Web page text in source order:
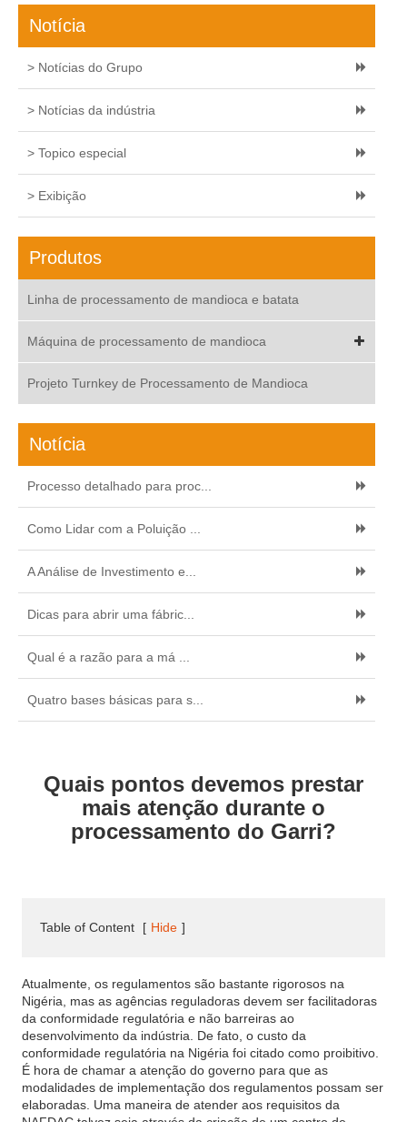
Notícia
> Notícias do Grupo
> Notícias da indústria
> Topico especial
> Exibição
Produtos
Linha de processamento de mandioca e batata
Máquina de processamento de mandioca
Projeto Turnkey de Processamento de Mandioca
Notícia
Processo detalhado para proc...
Como Lidar com a Poluição ...
A Análise de Investimento e...
Dicas para abrir uma fábric...
Qual é a razão para a má ...
Quatro bases básicas para s...
Quais pontos devemos prestar
mais atenção durante o
processamento do Garri?
Table of Content [ Hide ]
Atualmente, os regulamentos são bastante rigorosos na
Nigéria, mas as agências reguladoras devem ser facilitadoras
da conformidade regulatória e não barreiras ao
desenvolvimento da indústria. De fato, o custo da
conformidade regulatória na Nigéria foi citado como proibitivo.
É hora de chamar a atenção do governo para que as
modalidades de implementação dos regulamentos possam ser
elaboradas. Uma maneira de atender aos requisitos da